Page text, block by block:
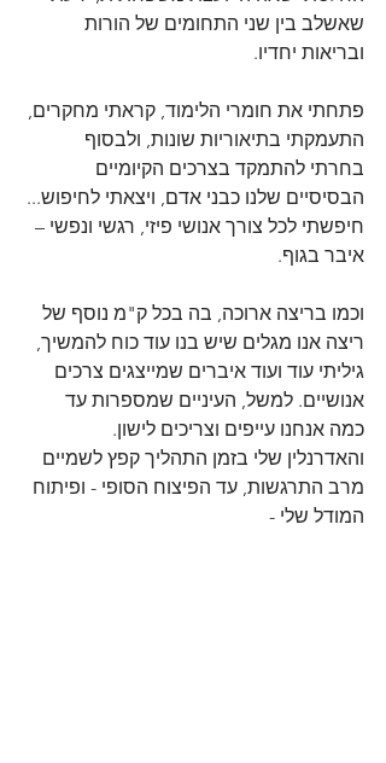
שאשלב בין שני התחומים של הורות
ובריאות יחדיו.
פתחתי את חומרי הלימוד, קראתי מחקרים,
התעמקתי בתיאוריות שונות, ולבסוף
בחרתי להתמקד בצרכים הקיומיים
הבסיסיים שלנו כבני אדם, ויצאתי לחיפוש...
חיפשתי לכל צורך אנושי פיזי, רגשי ונפשי –
איבר בגוף.
וכמו בריצה ארוכה, בה בכל ק"מ נוסף של
ריצה אנו מגלים שיש בנו עוד כוח להמשיך,
גיליתי עוד ועוד איברים שמייצגים צרכים
אנושיים. למשל, העיניים שמספרות עד
כמה אנחנו עייפים וצריכים לישון.
והאדרנלין שלי בזמן התהליך קפץ לשמיים
מרב התרגשות, עד הפיצוח הסופי - ופיתוח
המודל שלי -